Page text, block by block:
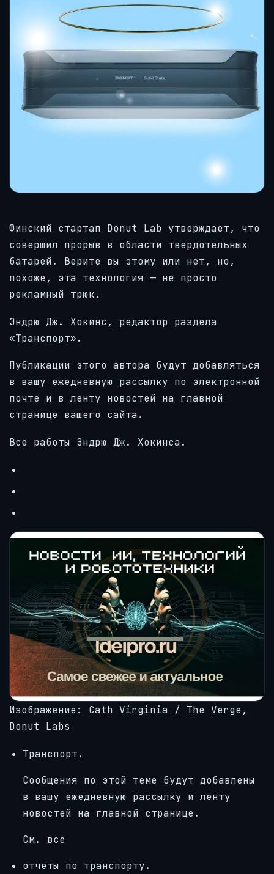
Финский стартап Donut Lab утверждает, что
совершил прорыв в области твердотельных
батарей. Верите вы этому или нет, но,
похоже, эта технология — не просто
рекламный трюк.
Эндрю Дж. Хокинс, редактор раздела
«Транспорт».
Публикации этого автора будут добавляться
в вашу ежедневную рассылку по электронной
почте и в ленту новостей на главной
странице вашего сайта.
Все работы Эндрю Дж. Хокинса.
Изображение: Cath Virginia / The Verge,
Donut Labs
Транспорт.
Сообщения по этой теме будут добавлены
в вашу ежедневную рассылку и ленту
новостей на главной странице.
См. все
отчеты по транспорту.